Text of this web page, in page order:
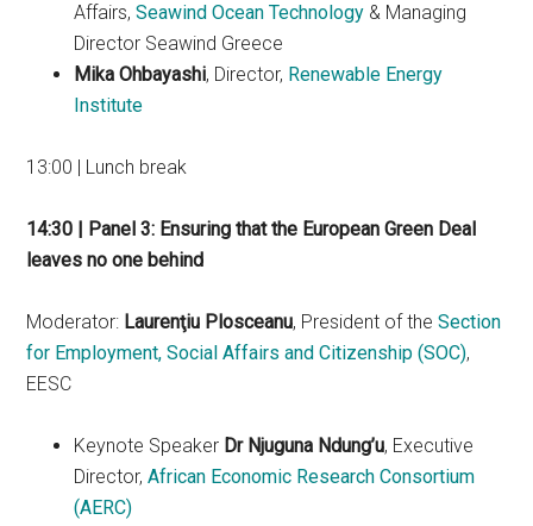
Affairs,Seawind Ocean Technology & Managing
Director Seawind Greece
Mika Ohbayashi, Director, Renewable Energy
Institute
13:00 | Lunch break
14:30 | Panel 3: Ensuring that the European Green Deal
leaves no one behind
Moderator: Laurenţiu Plosceanu, President of theSection
for Employment, Social Affairs and Citizenship (SOC),
EESC
Keynote Speaker Dr Njuguna Ndung’u, Executive
Director,African Economic Research Consortium
(AERC)